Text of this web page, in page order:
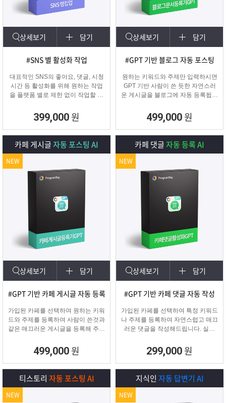
상세보기 담기
#SNS 별 활성화 작업
대표적인 SNS의 좋아요, 댓글, 시청
시간 등 활성화를 위해 원하는 작업
을 플랫폼 별로 제한 없이 작업할 수
SNS 육성용, 마케터, 인플루언서 분
들이 계정 활성화하기에 적합한 프로
그램입니다.
399,000 원
상세보기 담기
#GPT 기반 블로그 자동 포스팅
원하는 키워드와 주제만 입력하시면
GPT 기반 사람이 쓴 듯한 자연스러
운 게시글을 블로그에 자동 등록됩니
블로그 대량 육성용, 특정 업체를 여
러 블로그에 홍보하기 적합한
마케팅 프로그램입니다.
499,000 원
카페 게시글자동 포스팅 AI
상세보기 담기
#GPT 기반 카페 게시글 자동 등록
가입된 카페를 선택하여 원하는 키워
드와 주제를 등록하여 사람이 쓴것과
같은 매끄러운 게시글을 등록해 주며
물품 판매 글을 함께
업로드 할 수 있습니다.
499,000 원
NEW
카페 댓글자동 등록 AI
상세보기 담기
#GPT 기반 카페 댓글 자동 작성
가입된 카페를 선택하여 특정 키워드
나 주제를 등록하여 자연스럽고 매끄
러운 댓글을 작성해드립니다. 실제
러운 댓글을 달아 카페가 활성화 효
과를 보실 수 있습니다.
299,000 원
NEW
티스토리 자동 포스팅 AI
NEW
지식인 자동 답변기 AI
NEW